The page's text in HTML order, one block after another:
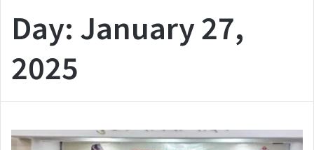
Day: January 27,
2025